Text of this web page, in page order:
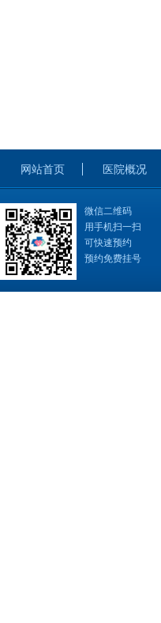
网站首页 医院概况
微信二维码
用手机扫一扫
可快速预约
预约免费挂号